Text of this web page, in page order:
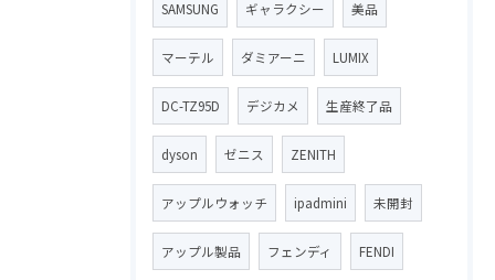
SAMSUNG ギャラクシー 美品
マーテル ダミアーニ LUMIX
DC-TZ95D デジカメ 生産終了品
dyson ゼニス ZENITH
アップルウォッチ ipadmini 未開封
アップル製品 フェンディ FENDI